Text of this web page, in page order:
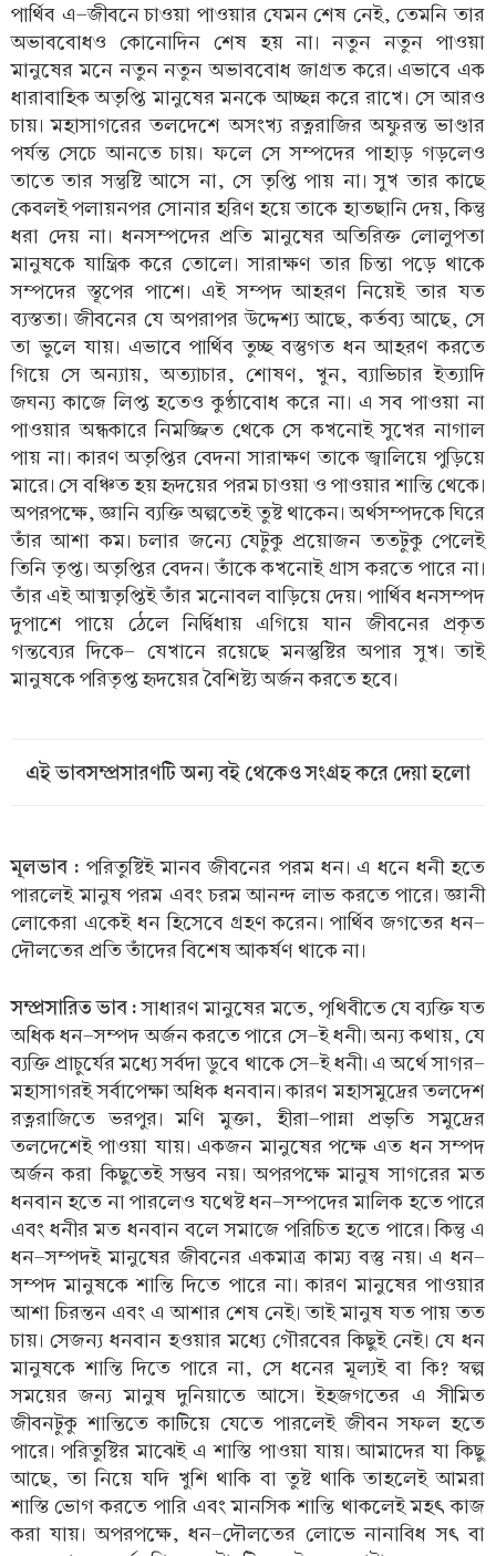
পার্থিব এ-জীবনে চাওয়া পাওয়ার যেমন শেষ নেই, তেমনি তার
অভাববোধও কোনোদিন শেষ হয় না। নতুন নতুন পাওয়া
মানুষের মনে নতুন নতুন অভাববোধ জাগ্রত করে। এভাবে এক
ধারাবাহিক অতৃপ্তি মানুষের মনকে আচ্ছন্ন করে রাখে। সে আরও
চায়। মহাসাগরের তলদেশে অসংখ্য রত্নরাজির অফুরন্ত ভাণ্ডার
পর্যন্ত সেচে আনতে চায়। ফলে সে সম্পদের পাহাড় গড়লেও
তাতে তার সন্তুষ্টি আসে না, সে তৃপ্তি পায় না। সুখ তার কাছে
কেবলই পলায়নপর সোনার হরিণ হয়ে তাকে হাতছানি দেয়, কিন্তু
ধরা দেয় না। ধনসম্পদের প্রতি মানুষের অতিরিক্ত লোলুপতা
মানুষকে যান্ত্রিক করে তোলে। সারাক্ষণ তার চিন্তা পড়ে থাকে
সম্পদের স্তূপের পাশে। এই সম্পদ আহরণ নিয়েই তার যত
ব্যস্ততা। জীবনের যে অপরাপর উদ্দেশ্য আছে, কর্তব্য আছে, সে
তা ভুলে যায়। এভাবে পার্থিব তুচ্ছ বস্তুগত ধন আহরণ করতে
গিয়ে সে অন্যায়, অত্যাচার, শোষণ, খুন, ব্যাভিচার ইত্যাদি
জঘন্য কাজে লিপ্ত হতেও কুণ্ঠাবোধ করে না। এ সব পাওয়া না
পাওয়ার অন্ধকারে নিমজ্জিত থেকে সে কখনোই সুখের নাগাল
পায় না। কারণ অতৃপ্তির বেদনা সারাক্ষণ তাকে জ্বালিয়ে পুড়িয়ে
মারে। সে বঞ্চিত হয় হৃদয়ের পরম চাওয়া ও পাওয়ার শান্তি থেকে।
অপরপক্ষে, জ্ঞানি ব্যক্তি অল্পতেই তুষ্ট থাকেন। অর্থসম্পদকে ঘিরে
তাঁর আশা কম। চলার জন্যে যেটুকু প্রয়োজন ততটুকু পেলেই
তিনি তৃপ্ত। অতৃপ্তির বেদন। তাঁকে কখনোই গ্রাস করতে পারে না।
তাঁর এই আত্মতৃপ্তিই তাঁর মনোবল বাড়িয়ে দেয়। পার্থিব ধনসম্পদ
দুপাশে পায়ে ঠেলে নির্দ্বিধায় এগিয়ে যান জীবনের প্রকৃত
গন্তব্যের দিকে- যেখানে রয়েছে মনস্তুষ্টির অপার সুখ। তাই
মানুষকে পরিতৃপ্ত হৃদয়ের বৈশিষ্ট্য অর্জন করতে হবে।
এই ভাবসম্প্রসারণটি অন্য বই থেকেও সংগ্রহ করে দেয়া হলো
মূলভাব : পরিতুষ্টিই মানব জীবনের পরম ধন। এ ধনে ধনী হতে
পারলেই মানুষ পরম এবং চরম আনন্দ লাভ করতে পারে। জ্ঞানী
লোকেরা একেই ধন হিসেবে গ্রহণ করেন। পার্থিব জগতের ধন-
দৌলতের প্রতি তাঁদের বিশেষ আকর্ষণ থাকে না।
সম্প্রসারিত ভাব :সাধারণ মানুষের মতে, পৃথিবীতে যে ব্যক্তি যত
অধিক ধন-সম্পদ অর্জন করতে পারে সে-ই ধনী। অন্য কথায়, যে
ব্যক্তি প্রাচুর্যের মধ্যে সর্বদা ডুবে থাকে সে-ই ধনী। এ অর্থে সাগর-
মহাসাগরই সর্বাপেক্ষা অধিক ধনবান। কারণ মহাসমুদ্রের তলদেশ
রত্নরাজিতে ভরপুর। মণি মুক্তা, হীরা-পান্না প্রভৃতি সমুদ্রের
তলদেশেই পাওয়া যায়। একজন মানুষের পক্ষে এত ধন সম্পদ
অর্জন করা কিছুতেই সম্ভব নয়। অপরপক্ষে মানুষ সাগরের মত
ধনবান হতে না পারলেও যথেষ্ট ধন-সম্পদের মালিক হতে পারে
এবং ধনীর মত ধনবান বলে সমাজে পরিচিত হতে পারে। কিন্তু এ
ধন-সম্পদই মানুষের জীবনের একমাত্র কাম্য বস্তু নয়। এ ধন-
সম্পদ মানুষকে শান্তি দিতে পারে না। কারণ মানুষের পাওয়ার
আশা চিরন্তন এবং এ আশার শেষ নেই। তাই মানুষ যত পায় তত
চায়। সেজন্য ধনবান হওয়ার মধ্যে গৌরবের কিছুই নেই। যে ধন
মানুষকে শান্তি দিতে পারে না, সে ধনের মূল্যই বা কি? স্বল্প
সময়ের জন্য মানুষ দুনিয়াতে আসে। ইহজগতের এ সীমিত
জীবনটুকু শান্তিতে কাটিয়ে যেতে পারলেই জীবন সফল হতে
পারে। পরিতুষ্টির মাঝেই এ শাস্তি পাওয়া যায়। আমাদের যা কিছু
আছে, তা নিয়ে যদি খুশি থাকি বা তুষ্ট থাকি তাহলেই আমরা
শাস্তি ভোগ করতে পারি এবং মানসিক শান্তি থাকলেই মহৎ কাজ
করা যায়। অপরপক্ষে, ধন-দৌলতের লোভে নানাবিধ সৎ বা